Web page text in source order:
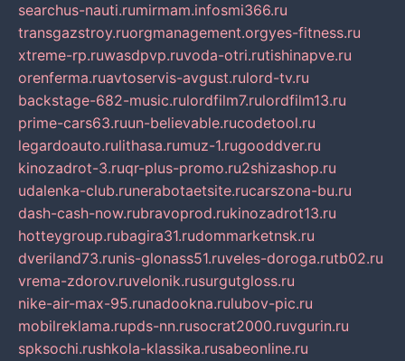
searchus-nauti.rumirmam.infosmi366.ru
transgazstroy.ruorgmanagement.orgyes-fitness.ru
xtreme-rp.ruwasdpvp.ruvoda-otri.rutishinapve.ru
orenferma.ruavtoservis-avgust.rulord-tv.ru
backstage-682-music.rulordfilm7.rulordfilm13.ru
prime-cars63.ruun-believable.rucodetool.ru
legardoauto.rulithasa.rumuz-1.rugooddver.ru
kinozadrot-3.ruqr-plus-promo.ru2shizashop.ru
udalenka-club.runerabotaetsite.rucarszona-bu.ru
dash-cash-now.rubravoprod.rukinozadrot13.ru
hotteygroup.rubagira31.rudommarketnsk.ru
dveriland73.runis-glonass51.ruveles-doroga.rutb02.ru
vrema-zdorov.ruvelonik.rusurgutgloss.ru
nike-air-max-95.runadookna.rulubov-pic.ru
mobilreklama.rupds-nn.rusocrat2000.ruvgurin.ru
spksochi.rushkola-klassika.rusabeonline.ru